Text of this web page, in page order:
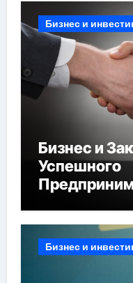
Бизнес и
Бизнес и
Успешного
Бизнес и